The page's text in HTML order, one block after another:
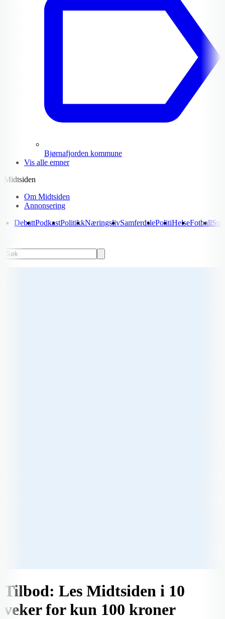
Bjørnafjorden kommune
Vis alle emner
Midtsiden
Om Midtsiden
Annonsering
DebattPodkastPolitikkNæringslivSamferdslePolitiHelseFotball
Tilbod: Les Midtsiden i 10
veker for kun 100 kroner